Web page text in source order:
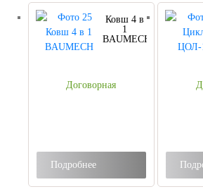
Ковш 4 в
1
BAUMECH
Договорная
Подробнее